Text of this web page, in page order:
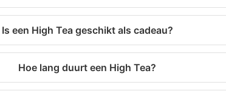
Is een High Tea geschikt als cadeau?
Hoe lang duurt een High Tea?